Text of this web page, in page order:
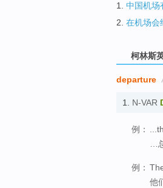
1. 中国机场
2. 在机场会
柯林斯
departure
1. N-VAR
例：
…
例：
他